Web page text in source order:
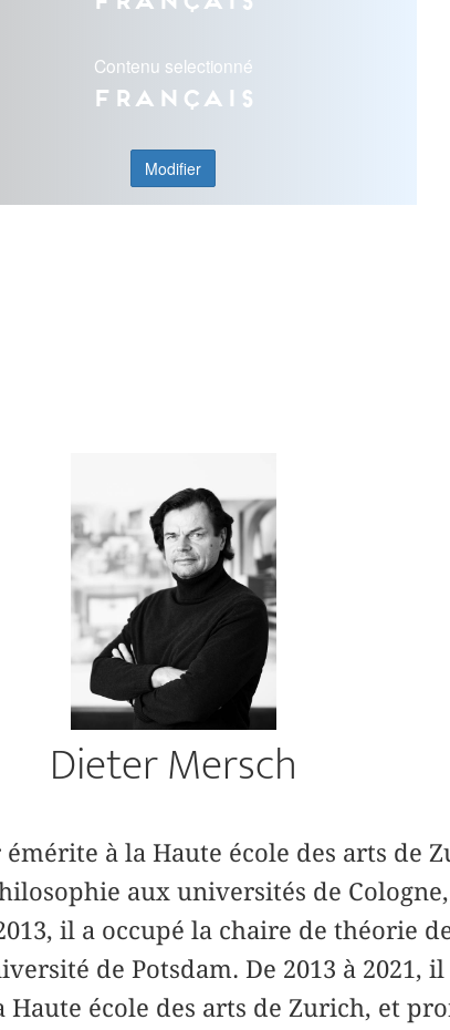
Contenu selectionné
Français
Modifier
Dieter Mersch
à la Haute école des arts de
aux universités de
il a occupé la chaire de théorie
de Potsdam. De 2013 à 2021,
école des arts de Zurich, et